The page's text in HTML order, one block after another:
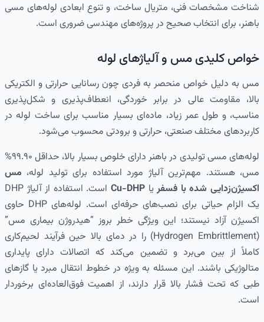
شناخت مشخصات فنی، متریال ساخت، و تنوع ابعادی لوله‌های مسی
باهنر، برای انتخاب صحیح در پروژه‌های مهندسی ضروری است.
خواص کلیدی مس و آلیاژهای لوله
مس به دلیل خواص منحصر به فردی چون رسانایی حرارتی و الکتریکی
بالا، مقاومت عالی در برابر خوردگی، انعطاف‌پذیری و شکل‌پذیری
مناسب، و طول عمر زیاد، ماده‌ای بسیار مناسب برای ساخت لوله در
کاربردهای مختلف صنعتی، حرارتی و برودتی محسوب می‌شود.
لوله‌های مسی تولیدی در باهنر دارای خلوص بسیار بالا، حداقل ۹۹.۹۰%
مس، هستند. مهم‌ترین آلیاژ مورد استفاده برای تولید لوله، مس
اکسیژن‌زدایی شده با فسفریا Cu-DHP
است. استفاده از آلیاژ DHP
یک الزام حیاتی برای نصب‌های حرفه‌ای است. لوله‌های DHP حاوی
اکسیژن آزاد نیستند؛ این ویژگی خطر بروز “هیدروژن بیماری مس”
(Hydrogen Embrittlement) را در دمای بالا حین فرآیند لحیم‌کاری
کاملاً از بین می‌برد و تضمین می‌کند که اتصالات دارای پایداری
متالوژیکی باشند. این مسئله به ویژه در خطوط انتقال مبرد یا گازهای
طبی که تحت فشار بالا قرار دارند، از اهمیت فوق‌العاده‌ای برخوردار
است.